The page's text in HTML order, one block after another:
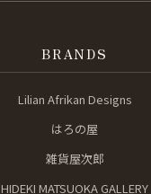
BRANDS
Lilian Afrikan Designs
はろの屋
雑貨屋次郎
HIDEKI MATSUOKA GALLERY